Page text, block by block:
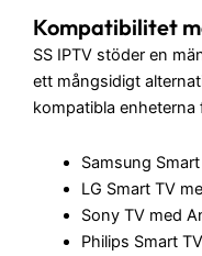
Kompatibilitet
SS IPTV stöder en
ett mångsidigt
kompatibla enheterna
Samsung
LG Smart TV
Sony TV med
Philips Smart TV